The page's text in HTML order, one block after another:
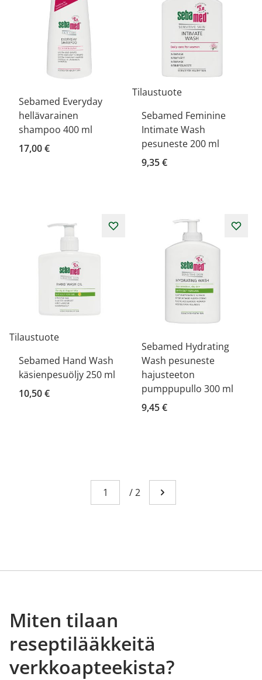
Sebamed Everyday
hellävarainen
shampoo 400 ml
17,00 €
Tilaustuote
Sebamed Feminine
Intimate Wash
pesuneste 200 ml
9,35 €
Tilaustuote
Sebamed Hand Wash
käsienpesuöljy 250 ml
10,50 €
Sebamed Hydrating
Wash pesuneste
hajusteeton
pumppupullo 300 ml
9,45 €
Sivu
You're currently reading page 1
/2 Mene seuraavalle
Miten tilaan
reseptilääkkeitä
verkkoapteekista?